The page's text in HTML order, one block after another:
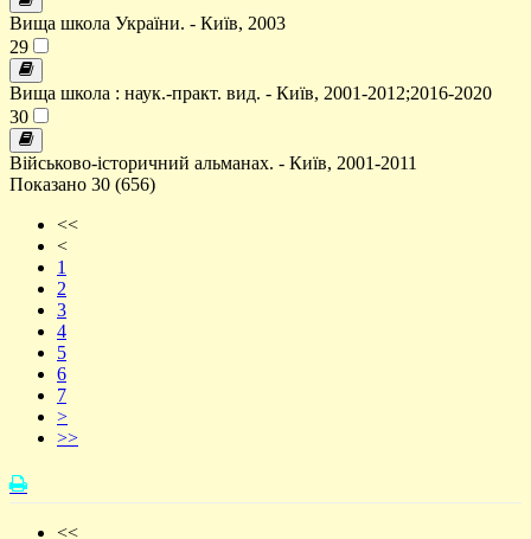
Вища школа України. - Київ, 2003
29
Вища школа : наук.-практ. вид. - Київ, 2001-2012;2016-2020
30
Військово-історичний альманах. - Київ, 2001-2011
Показано 30 (656)
<<
<
1
2
3
4
5
6
7
>
>>
<<